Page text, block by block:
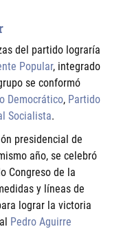
del partido lograría
Popular, integrado
se conformó
Democrático, Partido
Socialista.
presidencial de
año, se celebró
Congreso de la
y líneas de
lograr la victoria
Pedro Aguirre